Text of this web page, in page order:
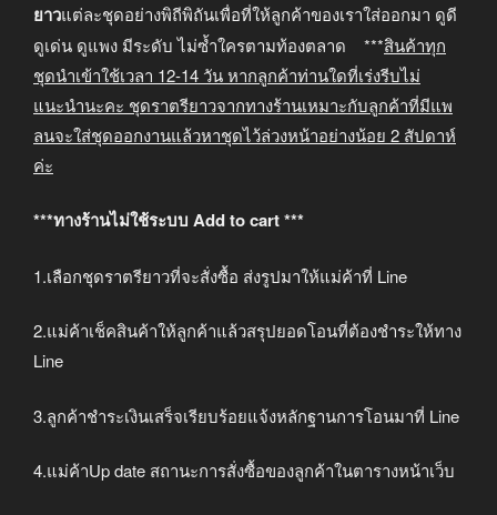
ยาวแต่ละชุดอย่างพิถีพิถันเพื่อที่ให้ลูกค้าของเราใส่ออกมา ดูดี
ดูเด่น ดูแพง มีระดับ ไม่ซ้ำใครตามท้องตลาด ***สินค้าทุก
ชุดนำเข้าใช้เวลา 12-14 วัน หากลูกค้าท่านใดที่เร่งรีบไม่
แนะนำนะคะ ชุดราตรียาวจากทางร้านเหมาะกับลูกค้าที่มีแพ
ลนจะใส่ชุดออกงานแล้วหาชุดไว้ล่วงหน้าอย่างน้อย 2 สัปดาห์
ค่ะ
***ทางร้านไม่ใช้ระบบ Add to cart ***
1.เลือกชุดราตรียาวที่จะสั่งซื้อ ส่งรูปมาให้แม่ค้าที่ Line
2.แม่ค้าเช็คสินค้าให้ลูกค้าแล้วสรุปยอดโอนที่ต้องชำระให้ทาง
Line
3.ลูกค้าชำระเงินเสร็จเรียบร้อยแจ้งหลักฐานการโอนมาที่ Line
4.แม่ค้าUp date สถานะการสั่งซื้อของลูกค้าในตารางหน้าเว็บ